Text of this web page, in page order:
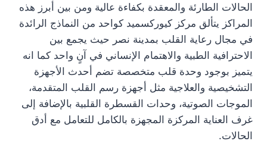
الحالات الطارئة والمعقدة بكفاءة عالية ومن بين أبرز هذه
المراكز يتألق مركز كيوركسميد كواحد من النماذج الرائدة
في مجال رعاية القلب بمدينة نصر حيث يجمع بين
الاحترافية الطبية والاهتمام الإنساني في آنٍ واحد كما انه
يتميز بوجود وحدة قلب متخصصة تضم أحدث الأجهزة
التشخيصية والعلاجية مثل أجهزة رسم القلب المتقدمة،
الموجات الصوتية، وحدات القسطرة القلبية بالإضافة إلى
غرف العناية المركزة المجهزة بالكامل للتعامل مع أدق
الحالات.